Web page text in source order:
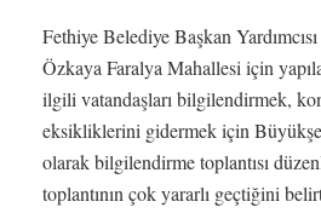
Fethiye Belediye Başkan
Özkaya Faralya Mahallesi için
ilgili vatandaşları bilgilendirmek,
eksikliklerini gidermek için
olarak bilgilendirme toplantısı
toplantının çok yararlı geçtiğini